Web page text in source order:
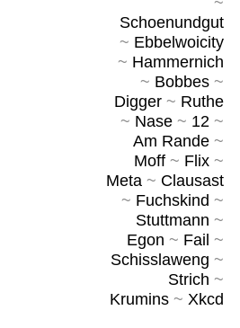
Schoenundgut
~ Ebbelwoicity
~ Hammernich
~ Bobbes~
Digger~ Ruthe
~ Nase~ 12~
Am Rande~
Moff~ Flix~
Meta~ Clausast
~ Fuchskind ~
Stuttmann ~
Egon ~ Fail ~
Schisslaweng ~
Strich ~
Krumins~ Xkcd